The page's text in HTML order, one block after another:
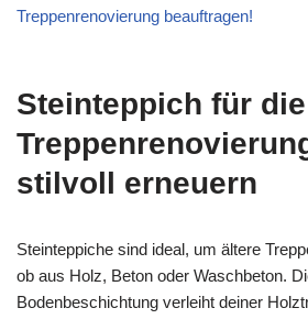
Treppenrenovierung beauftragen!
Steinteppich für die
stilvoll erneuern
Steinteppiche sind ideal, um ältere
ob aus Holz, Beton oder Waschbeton.
Bodenbeschichtung verleiht deiner